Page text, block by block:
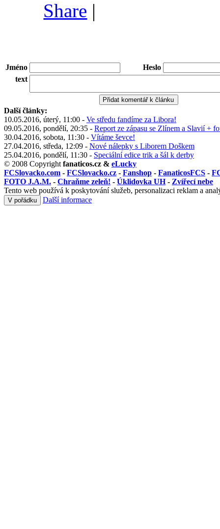
Share |
Jméno
Heslo
text
Další články:
10.05.2016, úterý, 11:00 - Ve středu fandíme za Libora!
09.05.2016, pondělí, 20:35 - Report ze zápasu se Zlínem a Slavií +
30.04.2016, sobota, 11:30 - Vítáme ševce!
27.04.2016, středa, 12:09 - Nové nálepky s Liborem Doškem
25.04.2016, pondělí, 11:30 - Speciální edice trik a šál k derby
© 2008 Copyright fanaticos.cz & eLucky
FCSlovacko.com - FCSlovacko.cz - Fanshop - FanaticosFCS -
FOTO J.A.M. - Chraňme zeleň! - Úklidovka UH- Zvířecí nebe
Tento web používá k poskytování služeb, personalizaci reklam a
V pořádku Další informace